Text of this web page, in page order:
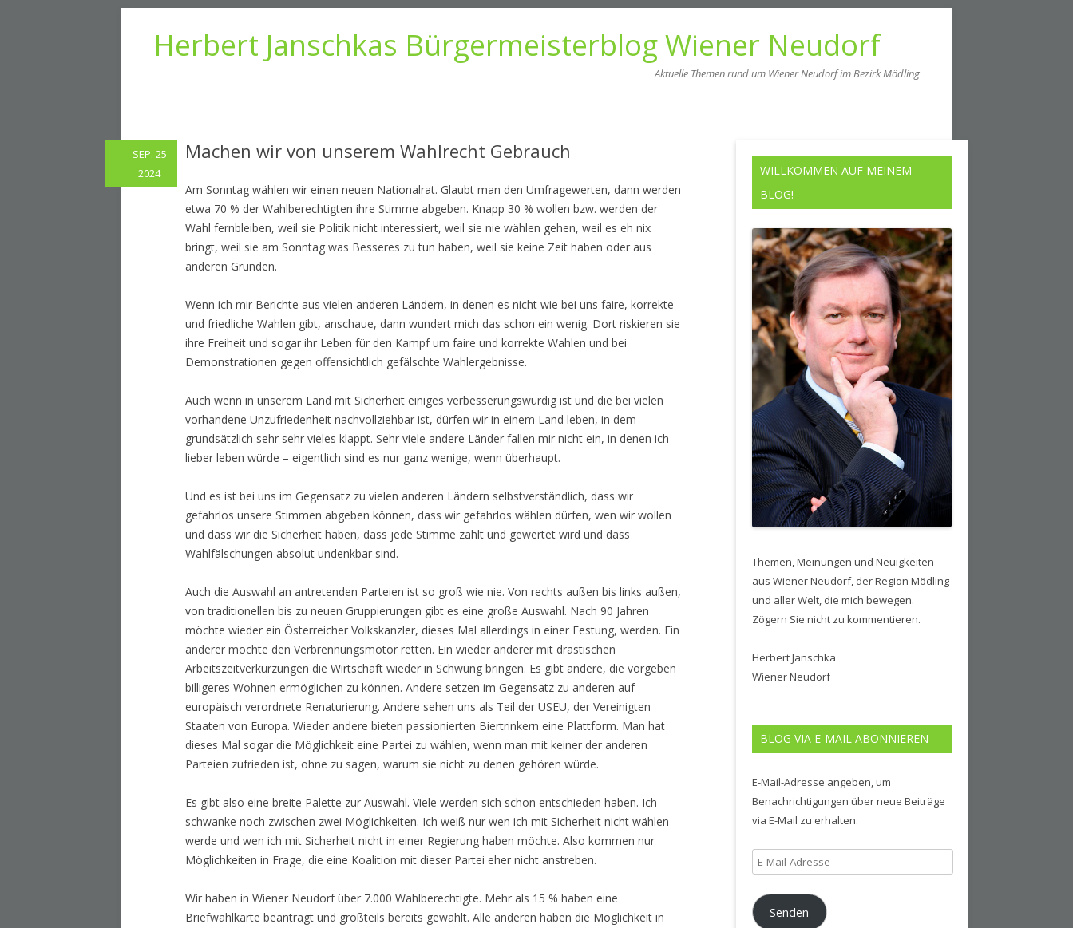
Herbert Janschkas Bürgermeisterblog Wiener Neudorf
Aktuelle Themen rund um Wiener Neudorf im Bezirk Mödling
Machen wir von unserem Wahlrecht Gebrauch
Am Sonntag wählen wir einen neuen Nationalrat. Glaubt man den Umfragewerten, dann werden
etwa 70 % der Wahlberechtigten ihre Stimme abgeben. Knapp 30 % wollen bzw. werden der
Wahl fernbleiben, weil sie Politik nicht interessiert, weil sie nie wählen gehen, weil es eh nix
bringt, weil sie am Sonntag was Besseres zu tun haben, weil sie keine Zeit haben oder aus
anderen Gründen.
Wenn ich mir Berichte aus vielen anderen Ländern, in denen es nicht wie bei uns faire, korrekte
und friedliche Wahlen gibt, anschaue, dann wundert mich das schon ein wenig. Dort riskieren sie
ihre Freiheit und sogar ihr Leben für den Kampf um faire und korrekte Wahlen und bei
Demonstrationen gegen offensichtlich gefälschte Wahlergebnisse.
Auch wenn in unserem Land mit Sicherheit einiges verbesserungswürdig ist und die bei vielen
vorhandene Unzufriedenheit nachvollziehbar ist, dürfen wir in einem Land leben, in dem
grundsätzlich sehr sehr vieles klappt. Sehr viele andere Länder fallen mir nicht ein, in denen ich
lieber leben würde – eigentlich sind es nur ganz wenige, wenn überhaupt.
Und es ist bei uns im Gegensatz zu vielen anderen Ländern selbstverständlich, dass wir
gefahrlos unsere Stimmen abgeben können, dass wir gefahrlos wählen dürfen, wen wir wollen
und dass wir die Sicherheit haben, dass jede Stimme zählt und gewertet wird und dass
Wahlfälschungen absolut undenkbar sind.
Auch die Auswahl an antretenden Parteien ist so groß wie nie. Von rechts außen bis links außen,
von traditionellen bis zu neuen Gruppierungen gibt es eine große Auswahl. Nach 90 Jahren
möchte wieder ein Österreicher Volkskanzler, dieses Mal allerdings in einer Festung, werden. Ein
anderer möchte den Verbrennungsmotor retten. Ein wieder anderer mit drastischen
Arbeitszeitverkürzungen die Wirtschaft wieder in Schwung bringen. Es gibt andere, die vorgeben
billigeres Wohnen ermöglichen zu können. Andere setzen im Gegensatz zu anderen auf
europäisch verordnete Renaturierung. Andere sehen uns als Teil der USEU, der Vereinigten
Staaten von Europa. Wieder andere bieten passionierten Biertrinkern eine Plattform. Man hat
dieses Mal sogar die Möglichkeit eine Partei zu wählen, wenn man mit keiner der anderen
Parteien zufrieden ist, ohne zu sagen, warum sie nicht zu denen gehören würde.
Es gibt also eine breite Palette zur Auswahl. Viele werden sich schon entschieden haben. Ich
schwanke noch zwischen zwei Möglichkeiten. Ich weiß nur wen ich mit Sicherheit nicht wählen
werde und wen ich mit Sicherheit nicht in einer Regierung haben möchte. Also kommen nur
Möglichkeiten in Frage, die eine Koalition mit dieser Partei eher nicht anstreben.
Wir haben in Wiener Neudorf über 7.000 Wahlberechtigte. Mehr als 15 % haben eine
Briefwahlkarte beantragt und großteils bereits gewählt. Alle anderen haben die Möglichkeit in
SEP. 25
2024
WILLKOMMEN AUF MEINEM
BLOG!
Themen, Meinungen und Neuigkeiten
aus Wiener Neudorf, der Region Mödling
und aller Welt, die mich bewegen.
Zögern Sie nicht zu kommentieren.
Herbert Janschka
Wiener Neudorf
BLOG VIA E-MAIL ABONNIEREN
E-Mail-Adresse angeben, um
Benachrichtigungen über neue Beiträge
via E-Mail zu erhalten.
E-
Mail-
Adresse
Senden